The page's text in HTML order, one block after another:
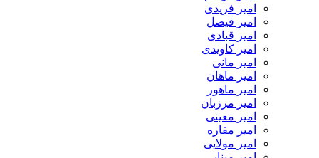
امیر فریدی
امیر فیصل
امیر قبادی
امیر کاویدی
امیر مانی
امیر ماهان
امیر ماهور
امیر مرزبان
امیر معینی
امیر مقاره
امیر مولایی